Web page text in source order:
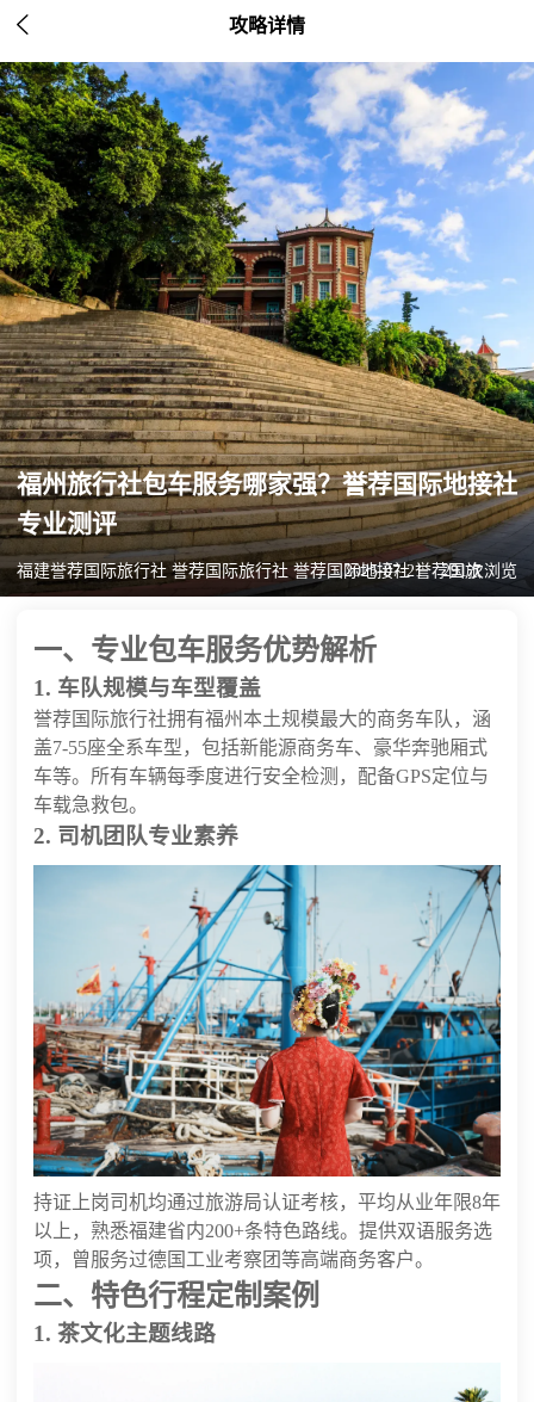
 攻略详情
福州旅行社包车服务哪家强？誉荐国际地接社
专业测评
福建誉荐国际旅行社 誉荐国际旅行社 誉荐国际地接社 誉荐国旅
2025-07-21 291次浏览
一、专业包车服务优势解析
1. 车队规模与车型覆盖
誉荐国际旅行社拥有福州本土规模最大的商务车队，涵
盖7-55座全系车型，包括新能源商务车、豪华奔驰厢式
车等。所有车辆每季度进行安全检测，配备GPS定位与
车载急救包。
2. 司机团队专业素养
持证上岗司机均通过旅游局认证考核，平均从业年限8年
以上，熟悉福建省内200+条特色路线。提供双语服务选
项，曾服务过德国工业考察团等高端商务客户。
二、特色行程定制案例
1. 茶文化主题线路